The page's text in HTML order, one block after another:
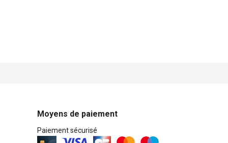
Moyens de paiement
Paiement sécurisé